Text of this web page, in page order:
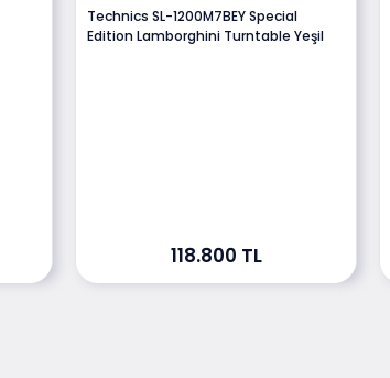
Technics SL-1200M7BEY Special
Edition Lamborghini Turntable Yeşil
118.800 TL